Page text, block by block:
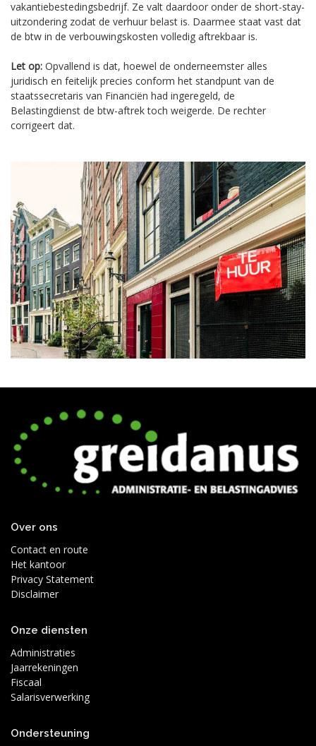
vakantiebestedingsbedrijf. Ze valt daardoor onder de short-stay-
uitzondering zodat de verhuur belast is. Daarmee staat vast dat
de btw in de verbouwingskosten volledig aftrekbaar is.
Let op: Opvallend is dat, hoewel de onderneemster alles
juridisch en feitelijk precies conform het standpunt van de
staatssecretaris van Financiën had ingeregeld, de
Belastingdienst de btw-aftrek toch weigerde. De rechter
corrigeert dat.
Over ons
Contact en route
Het kantoor
Privacy Statement
Disclaimer
Onze diensten
Administraties
Jaarrekeningen
Fiscaal
Salarisverwerking
Ondersteuning